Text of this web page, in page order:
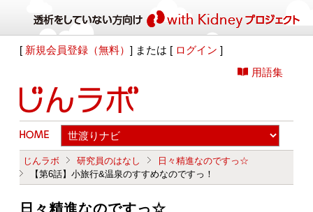
[ 新規会員登録（無料）] または [ ログイン ]
用語集
じんラボ 研究員のはなし
日々精進なのですっ☆
【第6話】小旅行&温泉のすすめなのですっ！
日々精進なのですっ☆